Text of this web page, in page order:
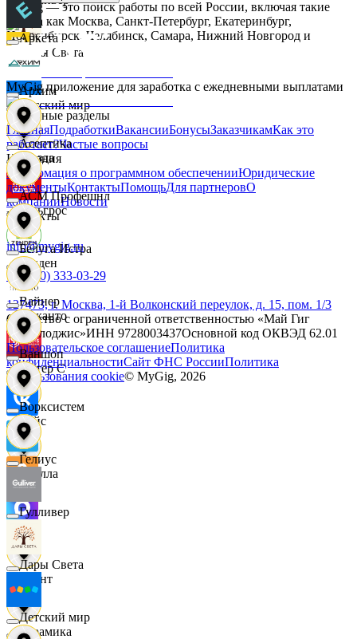
Дары Света
Детский мир
Звезда
Зельгрос
Зенден
Инканто
Интер С
Вайс
Ителла
kari
Квант
Керамика
Аркета
Архим
Асептика
АСМ Профешнл
Белуга Истра
Вайнер
Ваншоп
Ворксистем
Гелиус
Гулливер
Дары Света
Детский мир
MyGig — это поиск работы по всей России, включая такие
города как Москва, Санкт-Петербург, Екатеринбург,
Новосибирск, Челябинск, Самара, Нижний Новгород и
другие.
MyGig приложение для заработка с ежедневными выплатами
Основные разделы
ГлавнаяПодработкиВакансииБонусыЗаказчикамКак это
работает?Частые вопросы
Компания
Информация о программном обеспеченииЮридические
документыКонтактыПомощьДля партнеровО
компанииНовости
Контакты
info@mygig.ru
+8 (800) 333-03-29
127473, г. Москва, 1-й Волконский переулок, д. 15, пом. 1/3
Общество с ограниченной ответственностью «Май Гиг
Технолоджис»ИНН 9728003437Основной код ОКВЭД 62.01
Пользовательское соглашениеПолитика
конфиденциальностиСайт ФНС РоссииПолитика
использования cookie© MyGig, 2026